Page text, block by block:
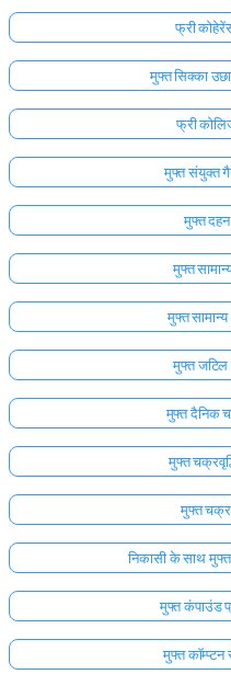
फ्री
मुफ्त सिक्का
फ्री
मुफ्त संयुक्त
मुफ्त दहन
मुफ्त
मुफ्त
मुफ्त
मुफ्त दैनिक
मुफ्त
मुफ्त
निकासी के साथ
मुफ्त कंपाउंड
मुफ्त